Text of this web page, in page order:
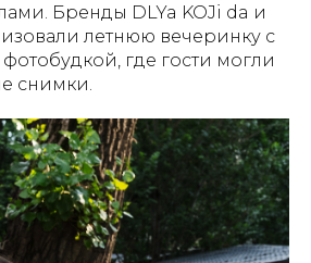
Бренды DLYa KOJi da и
летнюю вечеринку с
где гости могли
снимки.